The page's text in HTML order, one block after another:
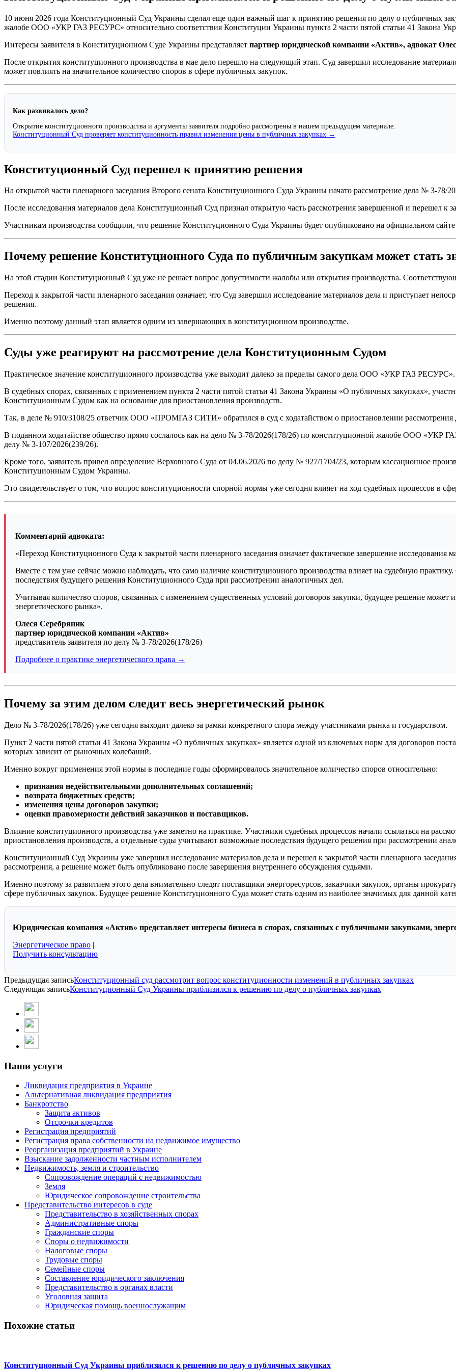
10 июня 2026 года Конституционный Суд Украины сделал еще один важный шаг к принятию решения по делу о публичных
жалобе ООО «УКР ГАЗ РЕСУРС» относительно соответствия Конституции Украины пункта 2 части пятой статьи 41 Закона
Интересы заявителя в Конституционном Суде Украины представляет партнер юридической компании «Актив», адвокат
После открытия конституционного производства в мае дело перешло на следующий этап. Суд завершил исследование
может повлиять на значительное количество споров в сфере публичных закупок.
Как развивалось дело?
Открытие конституционного производства и аргументы заявителя подробно рассмотрены в нашем предыдущем материале:
Конституционный Суд проверяет конституционность правил изменения цены в публичных закупках →
Конституционный Суд перешел к принятию решения
На открытой части пленарного заседания Второго сената Конституционного Суда Украины начато рассмотрение дела № 3-78/
После исследования материалов дела Конституционный Суд признал открытую часть рассмотрения завершенной и перешел к
Участникам производства сообщили, что решение Конституционного Суда Украины будет опубликовано на официальном
Почему решение Конституционного Суда по публичным закупкам может стать
На этой стадии Конституционный Суд уже не решает вопрос допустимости жалобы или открытия производства.
Переход к закрытой части пленарного заседания означает, что Суд завершил исследование материалов дела и приступает
решения.
Именно поэтому данный этап является одним из завершающих в конституционном производстве.
Суды уже реагируют на рассмотрение дела Конституционным Судом
Практическое значение конституционного производства уже выходит далеко за пределы самого дела ООО «УКР ГАЗ РЕСУРС».
В судебных спорах, связанных с применением пункта 2 части пятой статьи 41 Закона Украины «О публичных закупках»,
Конституционным Судом как на основание для приостановления производств.
Так, в деле № 910/3108/25 ответчик ООО «ПРОМГАЗ СИТИ» обратился в суд с ходатайством о приостановлении
В поданном ходатайстве общество прямо сослалось как на дело № 3-78/2026(178/26) по конституционной жалобе ООО «УКР
делу № 3-107/2026(239/26).
Кроме того, заявитель привел определение Верховного Суда от 04.06.2026 по делу № 927/1704/23, которым кассационное
Конституционным Судом Украины.
Это свидетельствует о том, что вопрос конституционности спорной нормы уже сегодня влияет на ход судебных процессов в
Комментарий адвоката:
«Переход Конституционного Суда к закрытой части пленарного заседания означает фактическое завершение
Вместе с тем уже сейчас можно наблюдать, что само наличие конституционного производства влияет на судебную
последствия будущего решения Конституционного Суда при рассмотрении аналогичных дел.
Учитывая количество споров, связанных с изменением существенных условий договоров закупки, будущее решение может
энергетического рынка».
Олеся Серебряник
партнер юридической компании «Актив»
представитель заявителя по делу № 3-78/2026(178/26)
Подробнее о практике энергетического права →
Почему за этим делом следит весь энергетический рынок
Дело № 3-78/2026(178/26) уже сегодня выходит далеко за рамки конкретного спора между участниками рынка и государством.
Пункт 2 части пятой статьи 41 Закона Украины «О публичных закупках» является одной из ключевых норм для договоров
которых зависит от рыночных колебаний.
Именно вокруг применения этой нормы в последние годы сформировалось значительное количество споров относительно:
признания недействительными дополнительных соглашений;
возврата бюджетных средств;
изменения цены договоров закупки;
оценки правомерности действий заказчиков и поставщиков.
Влияние конституционного производства уже заметно на практике. Участники судебных процессов начали ссылаться на
приостановления производств, а отдельные суды учитывают возможные последствия будущего решения при рассмотрении
Конституционный Суд Украины уже завершил исследование материалов дела и перешел к закрытой части пленарного
рассмотрения, а решение может быть опубликовано после завершения внутреннего обсуждения судьями.
Именно поэтому за развитием этого дела внимательно следят поставщики энергоресурсов, заказчики закупок, органы
сфере публичных закупок. Будущее решение Конституционного Суда может стать одним из наиболее значимых для данной
Юридическая компания «Актив» представляет интересы бизнеса в спорах, связанных с публичными закупками,
Энергетическое право |
Получить консультацию
Предыдущая записьКонституционный суд рассмотрит вопрос конституционности изменений в публичных закупках
Следующая записьКонституционный Суд Украины приблизился к решению по делу о публичных закупках
Наши услуги
Ликвидация предприятия в Украине
Альтернативная ликвидация предприятия
Банкротство
Защита активов
Отсрочки кредитов
Регистрация предприятий
Регистрация права собственности на недвижимое имущество
Реорганизация предприятий в Украине
Взыскание задолженности частным исполнителем
Недвижимость, земля и строительство
Сопровождение операций с недвижимостью
Земля
Юридическое сопровождение строительства
Представительство интересов в суде
Представительство в хозяйственных спорах
Административные споры
Гражданские споры
Споры о недвижимости
Налоговые споры
Трудовые споры
Семейные споры
Составление юридического заключения
Представительство в органах власти
Уголовная защита
Юридическая помощь военнослужащим
Похожие статьи
Конституционный Суд Украины приблизился к решению по делу о публичных закупках